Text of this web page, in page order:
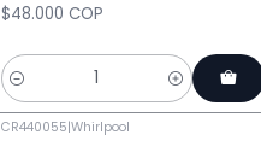
$48.000 COP
Cantidad
CR440055|Whirlpool